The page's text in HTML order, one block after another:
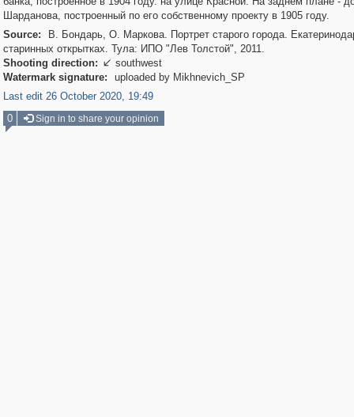
Шарданова, построенный по его собственному проекту в 1905 году.
Source:
В. Бондарь, О. Маркова. Портрет старого города.
старинных открытках. Тула: ИПО "Лев Толстой", 2011.
Shooting direction:  southwest
Watermark signature:
uploaded by Mikhnevich_SP
Last edit 26 October 2020, 19:49
0
Sign in to share your opinion